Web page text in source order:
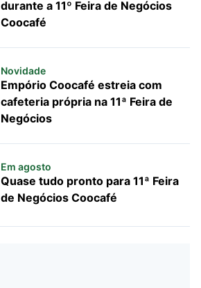
durante a 11º Feira de Negócios
Coocafé
Novidade
Empório Coocafé estreia com
cafeteria própria na 11ª Feira de
Negócios
Em agosto
Quase tudo pronto para 11ª Feira
de Negócios Coocafé